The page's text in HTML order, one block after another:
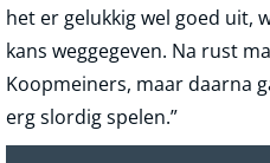
het er gelukkig wel goed uit,
kans weggegeven. Na rust
Koopmeiners, maar daarna
erg slordig spelen.”